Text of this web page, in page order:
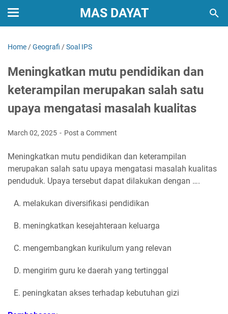
MAS DAYAT
Home /Geografi /Soal IPS
Meningkatkan mutu pendidikan dan
keterampilan merupakan salah satu
upaya mengatasi masalah kualitas
March 02, 2025 Post a Comment
Meningkatkan mutu pendidikan dan keterampilan
merupakan salah satu upaya mengatasi masalah kualitas
penduduk. Upaya tersebut dapat dilakukan dengan ….
A. melakukan diversifikasi pendidikan
B. meningkatkan kesejahteraan keluarga
C. mengembangkan kurikulum yang relevan
D. mengirim guru ke daerah yang tertinggal
E. peningkatan akses terhadap kebutuhan gizi